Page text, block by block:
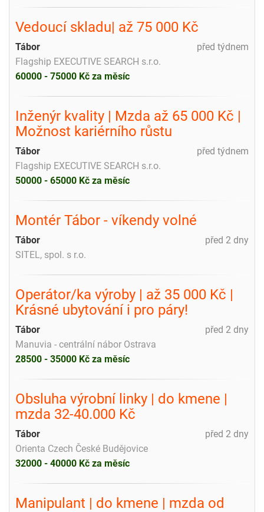
Vedoucí skladu| až 75 000 Kč
před týdnem
Tábor
Flagship EXECUTIVE SEARCH s.r.o.
60000 - 75000 Kč za měsíc
Inženýr kvality | Mzda až 65 000 Kč |
Možnost kariérního růstu
před týdnem
Tábor
Flagship EXECUTIVE SEARCH s.r.o.
50000 - 65000 Kč za měsíc
Montér Tábor - víkendy volné
před 2 dny
Tábor
SITEL, spol. s r.o.
Operátor/ka výroby | až 35 000 Kč |
Krásné ubytování i pro páry!
před 2 dny
Tábor
Manuvia - centrální nábor Ostrava
28500 - 35000 Kč za měsíc
Obsluha výrobní linky | do kmene |
mzda 32-40.000 Kč
před 2 dny
Tábor
Orienta Czech České Budějovice
32000 - 40000 Kč za měsíc
Manipulant | do kmene | mzda od